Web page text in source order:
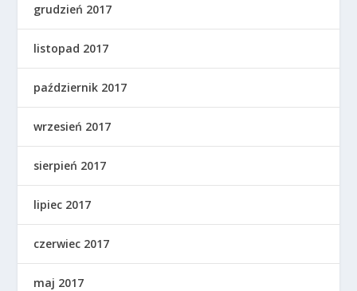
grudzień 2017
listopad 2017
październik 2017
wrzesień 2017
sierpień 2017
lipiec 2017
czerwiec 2017
maj 2017